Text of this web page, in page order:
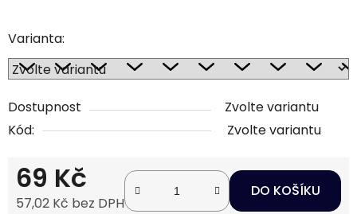
Varianta:
Dostupnost
Zvolte variantu
Kód:
Zvolte variantu
69 Kč
57,02 Kč bez DPH
DO KOŠÍKU